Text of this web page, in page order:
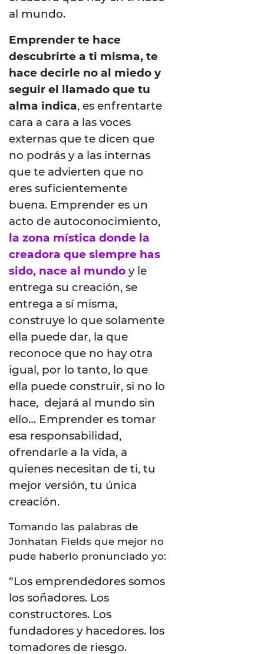
al mundo.
Emprender te hace
descubrirte a ti misma, te
hace decirle no al miedo y
seguir el llamado que tu
alma indica, es enfrentarte
cara a cara a las voces
externas que te dicen que
no podrás y a las internas
que te advierten que no
eres suficientemente
buena. Emprender es un
acto de autoconocimiento,
la zona mística donde la
creadora que siempre has
sido, nace al mundo y le
entrega su creación, se
entrega a sí misma,
construye lo que solamente
ella puede dar, la que
reconoce que no hay otra
igual, por lo tanto, lo que
ella puede construir, si no lo
hace, dejará al mundo sin
ello… Emprender es tomar
esa responsabilidad,
ofrendarle a la vida, a
quienes necesitan de ti, tu
mejor versión, tu única
creación.
Tomando las palabras de
Jonhatan Fields que mejor no
pude haberlo pronunciado yo:
“Los emprendedores somos
los soñadores. Los
constructores. Los
fundadores y hacedores. los
tomadores de riesgo.